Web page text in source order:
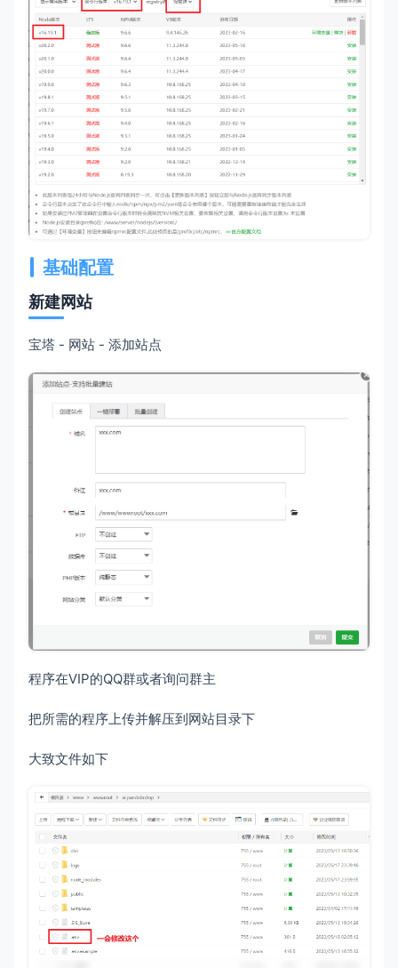
基础配置
新建网站
宝塔 - 网站 - 添加站点
程序在VIP的QQ群或者询问群主
把所需的程序上传并解压到网站目录下
大致文件如下